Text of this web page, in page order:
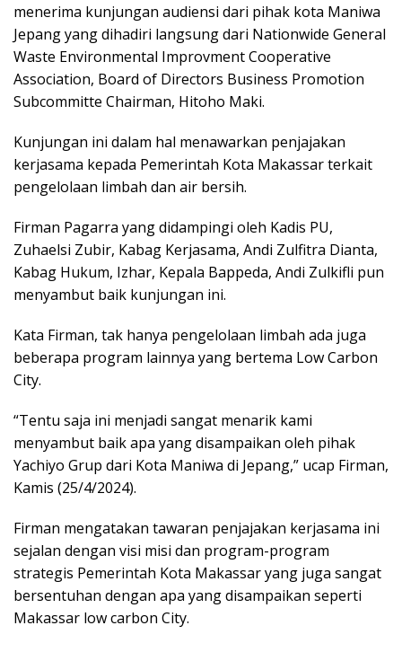
menerima kunjungan audiensi dari pihak kota Maniwa
Jepang yang dihadiri langsung dari Nationwide General
Waste Environmental Improvment Cooperative
Association, Board of Directors Business Promotion
Subcommitte Chairman, Hitoho Maki.
Kunjungan ini dalam hal menawarkan penjajakan
kerjasama kepada Pemerintah Kota Makassar terkait
pengelolaan limbah dan air bersih.
Firman Pagarra yang didampingi oleh Kadis PU,
Zuhaelsi Zubir, Kabag Kerjasama, Andi Zulfitra Dianta,
Kabag Hukum, Izhar, Kepala Bappeda, Andi Zulkifli pun
menyambut baik kunjungan ini.
Kata Firman, tak hanya pengelolaan limbah ada juga
beberapa program lainnya yang bertema Low Carbon
City.
“Tentu saja ini menjadi sangat menarik kami
menyambut baik apa yang disampaikan oleh pihak
Yachiyo Grup dari Kota Maniwa di Jepang,” ucap Firman,
Kamis (25/4/2024).
Firman mengatakan tawaran penjajakan kerjasama ini
sejalan dengan visi misi dan program-program
strategis Pemerintah Kota Makassar yang juga sangat
bersentuhan dengan apa yang disampaikan seperti
Makassar low carbon City.